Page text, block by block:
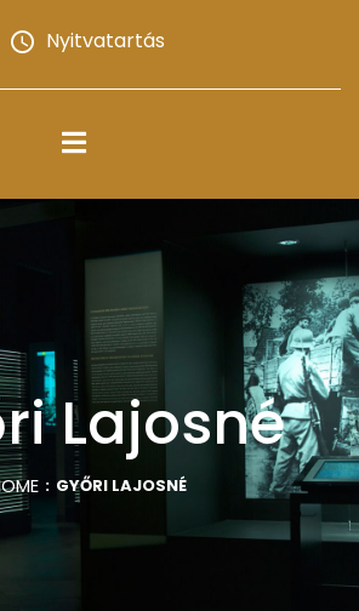
Nyitvatartás
Lajosné
GYŐRI LAJOSNÉ